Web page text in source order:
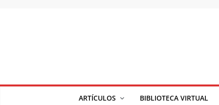
ARTÍCULOS BIBLIOTECA VIRTUAL